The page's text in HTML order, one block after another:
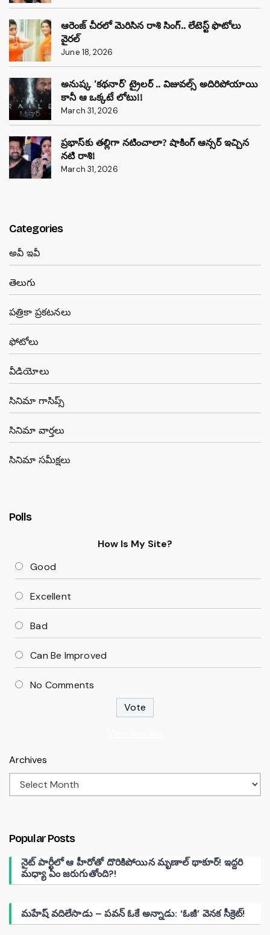
ఆరెంజ్ చీరలో మెరిసిన రాశి సింగ్.. లేటెస్ట్ ఫొటోలు
వైరల్
June 18, 2026
అనుష్క ‘కథనార్’ ట్రైలర్ .. విజువల్స్ అదిరిపోయాయి
కానీ ఆ ఒక్కటే లోటు!!
March 31, 2026
ప్రభాస్‌కు తల్లిగా నటించాలా? షాకింగ్ ఆన్సర్ ఇచ్చిన
నటి రాశి!
March 31, 2026
Categories
అవీ ఇవీ
తెలుగు
పత్రికా ప్రకటనలు
ఫోటోలు
వీడియోలు
సినిమా గాసిప్స్
సినిమా వార్తలు
సినిమా సమీక్షలు
Polls
How Is My Site?
Good
Excellent
Bad
Can Be Improved
No Comments
Archives
Popular Posts
నైట్ పార్టీలో ఆ హీరోతో దొరికిపోయిన మృణాల్ థాకూర్! ఇద్దరి
మధ్యా ఏం జరుగుతోంది?!
మహేష్ వదిలేసాడు – పవన్ ఓకే అన్నాడు: ‘ఓజీ’ వెనక సీక్రెట్!